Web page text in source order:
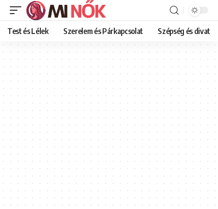
Test és Lélek Szerelem és Párkapcsolat Szépség és divat